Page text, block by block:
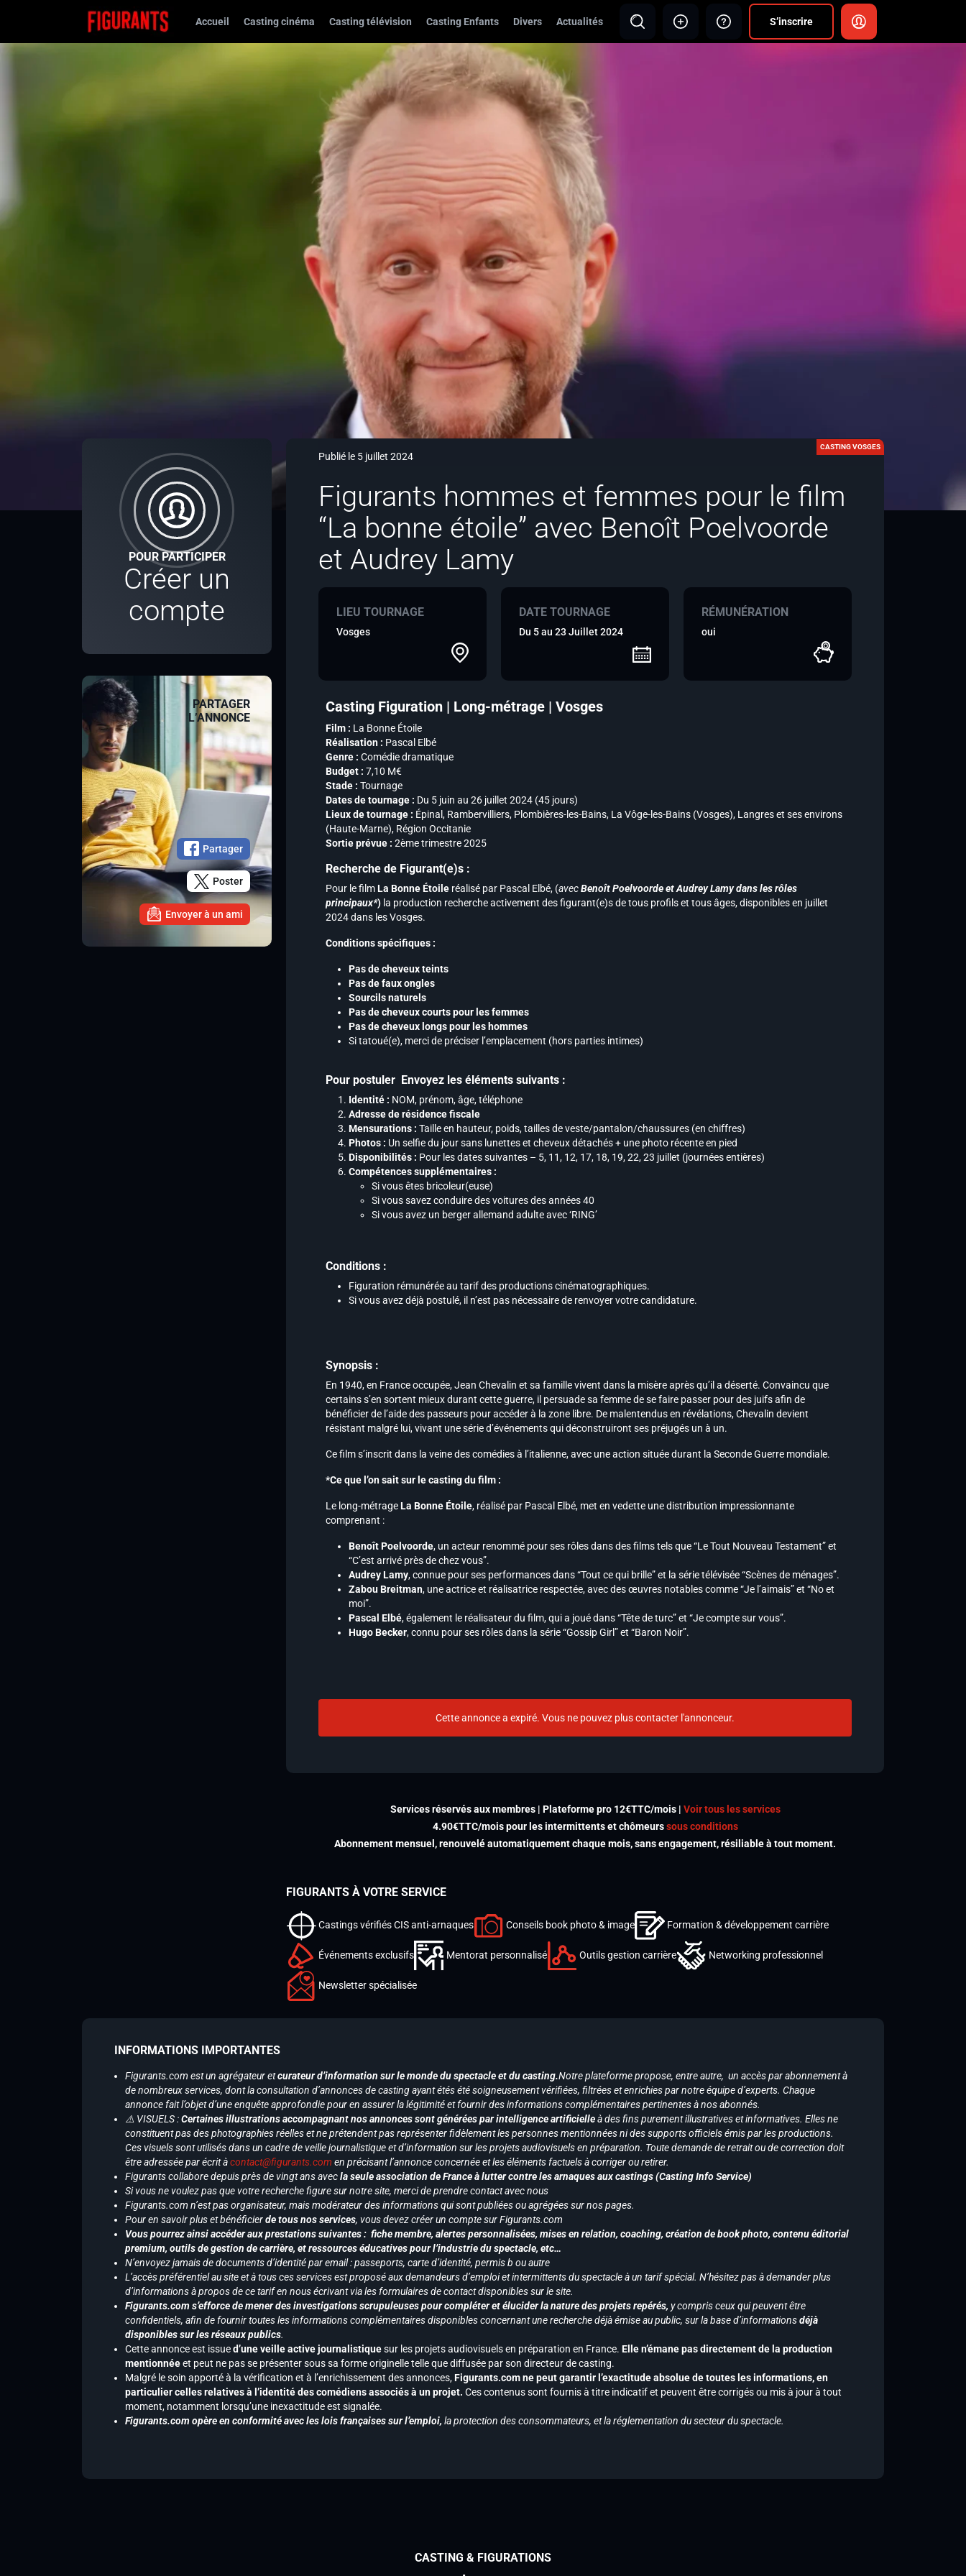
Accueil Casting cinéma Casting télévision Casting Enfants Divers Actualités S’inscrire
POUR PARTICIPER
Créer un
compte
PARTAGER
L’ANNONCE
Partager
Poster
Envoyer à un ami
Publié le 5 juillet 2024
CASTING VOSGES
Figurants hommes et femmes pour le film
“La bonne étoile” avec Benoît Poelvoorde
et Audrey Lamy
LIEU TOURNAGE
Vosges
DATE TOURNAGE
Du 5 au 23 Juillet 2024
RÉMUNÉRATION
oui
Casting Figuration | Long-métrage | Vosges
Film : La Bonne Étoile
Réalisation : Pascal Elbé
Genre : Comédie dramatique
Budget : 7,10 M€
Stade : Tournage
Dates de tournage : Du 5 juin au 26 juillet 2024 (45 jours)
Lieux de tournage : Épinal, Rambervilliers, Plombières-les-Bains, La Vôge-les-Bains (Vosges), Langres et ses environs
(Haute-Marne), Région Occitanie
Sortie prévue : 2ème trimestre 2025
Recherche de Figurant(e)s :
Pour le filmLa Bonne Étoile réalisé par Pascal Elbé, (avecBenoît Poelvoorde etAudrey Lamy dans les rôles
principaux*) la production recherche activement des figurant(e)s de tous profils et tous âges, disponibles en juillet
2024 dans les Vosges.
Conditions spécifiques :
Pas de cheveux teints
Pas de faux ongles
Sourcils naturels
Pas de cheveux courts pour les femmes
Pas de cheveux longs pour les hommes
Si tatoué(e), merci de préciser l’emplacement (hors parties intimes)
Pour postuler Envoyez les éléments suivants :
Identité : NOM, prénom, âge, téléphone
Adresse de résidence fiscale
Mensurations : Taille en hauteur, poids, tailles de veste/pantalon/chaussures (en chiffres)
Photos : Un selfie du jour sans lunettes et cheveux détachés + une photo récente en pied
Disponibilités : Pour les dates suivantes – 5, 11, 12, 17, 18, 19, 22, 23 juillet (journées entières)
Compétences supplémentaires :
Si vous êtes bricoleur(euse)
Si vous savez conduire des voitures des années 40
Si vous avez un berger allemand adulte avec ‘RING’
Conditions :
Figuration rémunérée au tarif des productions cinématographiques.
Si vous avez déjà postulé, il n’est pas nécessaire de renvoyer votre candidature.
Synopsis :
En 1940, en France occupée, Jean Chevalin et sa famille vivent dans la misère après qu’il a déserté. Convaincu que
certains s’en sortent mieux durant cette guerre, il persuade sa femme de se faire passer pour des juifs afin de
bénéficier de l’aide des passeurs pour accéder à la zone libre. De malentendus en révélations, Chevalin devient
résistant malgré lui, vivant une série d’événements qui déconstruiront ses préjugés un à un.
Ce film s’inscrit dans la veine des comédies à l’italienne, avec une action située durant la Seconde Guerre mondiale.
*Ce que l’on sait sur le casting du film :
Le long-métrageLa Bonne Étoile, réalisé par Pascal Elbé, met en vedette une distribution impressionnante
comprenant :
Benoît Poelvoorde, un acteur renommé pour ses rôles dans des films tels que “Le Tout Nouveau Testament” et
“C’est arrivé près de chez vous”.
Audrey Lamy, connue pour ses performances dans “Tout ce qui brille” et la série télévisée “Scènes de ménages”.
Zabou Breitman, une actrice et réalisatrice respectée, avec des œuvres notables comme “Je l’aimais” et “No et
moi”.
Pascal Elbé, également le réalisateur du film, qui a joué dans “Tête de turc” et “Je compte sur vous”.
Hugo Becker, connu pour ses rôles dans la série “Gossip Girl” et “Baron Noir”.
Cette annonce a expiré. Vous ne pouvez plus contacter l'annonceur.
Services réservés aux membres | Plateforme pro 12€TTC/mois | Voir tous les services
4.90€TTC/mois pour les intermittents et chômeurssous conditions
Abonnement mensuel, renouvelé automatiquement chaque mois, sans engagement, résiliable à tout moment.
FIGURANTS À VOTRE SERVICE
Castings vérifiés CIS anti-arnaques Conseils book photo & image Formation & développement carrière
Événements exclusifs Mentorat personnalisé Outils gestion carrière Networking professionnel
Newsletter spécialisée
INFORMATIONS IMPORTANTES
Figurants.com est un agrégateur etcurateur d’information sur le monde du spectacle et du casting.Notre plateforme propose, entre autre, un accès par abonnement à
de nombreux services, dont la consultation d’annonces de casting ayant étés été soigneusement vérifiées, filtrées et enrichies par notre équipe d’experts. Chaque
annonce fait l’objet d’une enquête approfondie pour en assurer la légitimité et fournir des informations complémentaires pertinentes à nos abonnés.
⚠️ VISUELS :Certaines illustrations accompagnant nos annonces sont générées par intelligence artificielleà des fins purement illustratives et informatives. Elles ne
constituent pas des photographies réelles et ne prétendent pas représenter fidèlement les personnes mentionnées ni des supports officiels émis par les productions.
Ces visuels sont utilisés dans un cadre de veille journalistique et d’information sur les projets audiovisuels en préparation. Toute demande de retrait ou de correction doit
être adressée par écrit àcontact@figurants.com en précisant l’annonce concernée et les éléments factuels à corriger ou retirer.
Figurants collabore depuis près de vingt ans avecla seule association de France à lutter contre les arnaques aux castings (Casting Info Service)
Si vous ne voulez pas que votre recherche figure sur notre site, merci de prendre contact avec nous
Figurants.com n’est pas organisateur, mais modérateur des informations qui sont publiées ou agrégées sur nos pages.
Pour en savoir plus et bénéficierde tous nos services, vous devez créer un compte sur Figurants.com
Vous pourrez ainsi accéder aux prestations suivantes : fiche membre, alertes personnalisées, mises en relation, coaching, création de book photo, contenu éditorial
premium, outils de gestion de carrière, et ressources éducatives pour l’industrie du spectacle, etc…
N’envoyez jamais de documents d’identité par email : passeports, carte d’identité, permis b ou autre
L’accès préférentiel au site et à tous ces services est proposé aux demandeurs d’emploi et intermittents du spectacle à un tarif spécial. N’hésitez pas à demander plus
d’informations à propos de ce tarif en nous écrivant via les formulaires de contact disponibles sur le site.
Figurants.com s’efforce de mener des investigations scrupuleuses pour compléter et élucider la nature des projets repérés, y compris ceux qui peuvent être
confidentiels, afin de fournir toutes les informations complémentaires disponibles concernant une recherche déjà émise au public, sur la base d’informationsdéjà
disponibles sur les réseaux publics.
Cette annonce est issued’une veille active journalistiquesur les projets audiovisuels en préparation en France. Elle n’émane pas directement de la production
mentionnéeet peut ne pas se présenter sous sa forme originelle telle que diffusée par son directeur de casting.
Malgré le soin apporté à la vérification et à l’enrichissement des annonces,Figurants.com ne peut garantir l’exactitude absolue de toutes les informations, en
particulier celles relatives à l’identité des comédiens associés à un projet. Ces contenus sont fournis à titre indicatif et peuvent être corrigés ou mis à jour à tout
moment, notamment lorsqu’une inexactitude est signalée.
Figurants.com opère en conformité avec les lois françaises sur l’emploi, la protection des consommateurs, et la réglementation du secteur du spectacle.
CASTING & FIGURATIONS